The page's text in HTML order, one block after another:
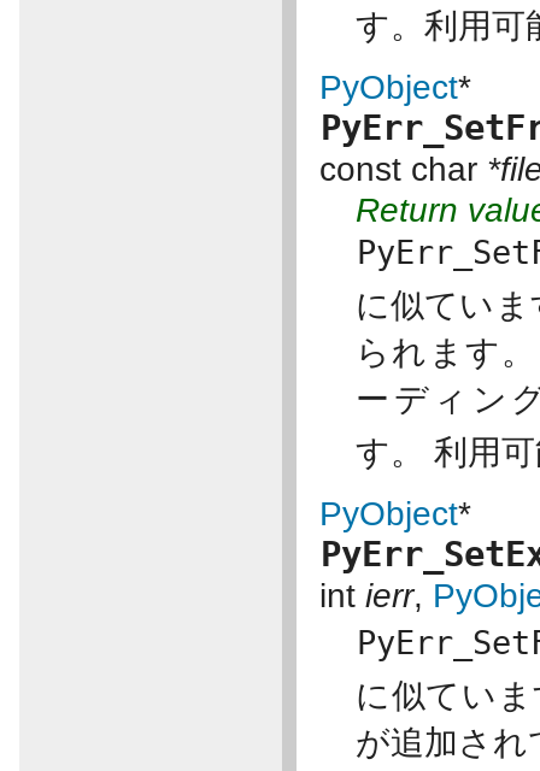
す。利用可
PyObject*
const char
Return
に似てい
られます
ーディン
す。 利用
PyObject*
int ierr,
に似てい
が追加され